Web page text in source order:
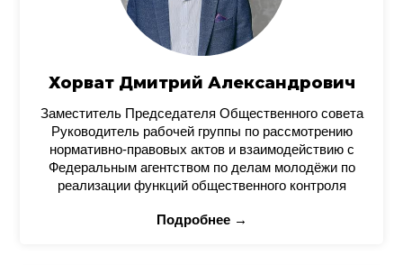
Хорват Дмитрий Александрович
Заместитель Председателя Общественного совета
Руководитель рабочей группы по рассмотрению
нормативно-правовых актов и взаимодействию с
Федеральным агентством по делам молодёжи по
реализации функций общественного контроля
Подробнее →